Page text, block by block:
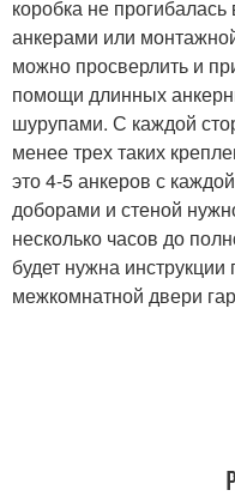
коробка не
анкерами или
можно просверлить и
помощи длинных
шурупами. С каждой
менее трех таких
это 4-5 анкеров с
доборами и стеной
несколько часов до
будет нужна
межкомнатной двери